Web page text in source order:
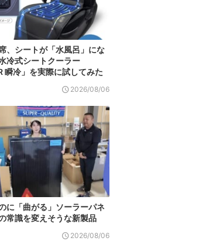
、シートが「水風呂」にな
冷式シートクーラー
瞬冷」を実際に試してみた
2026/08/06
に「曲がる」ソーラーパネ
常識を変えそうな新製品
2026/08/06